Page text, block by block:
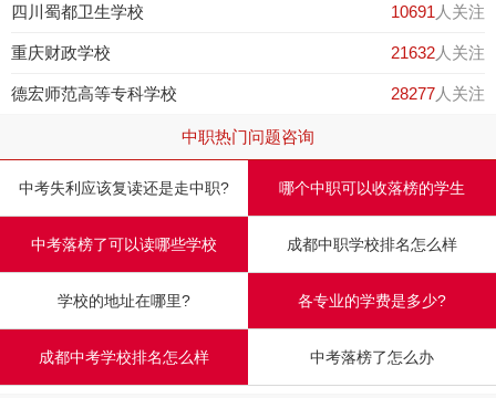
10691 人关注
四川蜀都卫生学校
21632人关注
重庆财政学校
28277人关注
德宏师范高等专科学校
中职热门问题咨询
中考失利应该复读还是走中职? 哪个中职可以收落榜的学生
中考落榜了可以读哪些学校 成都中职学校排名怎么样
学校的地址在哪里? 各专业的学费是多少?
成都中考学校排名怎么样 中考落榜了怎么办